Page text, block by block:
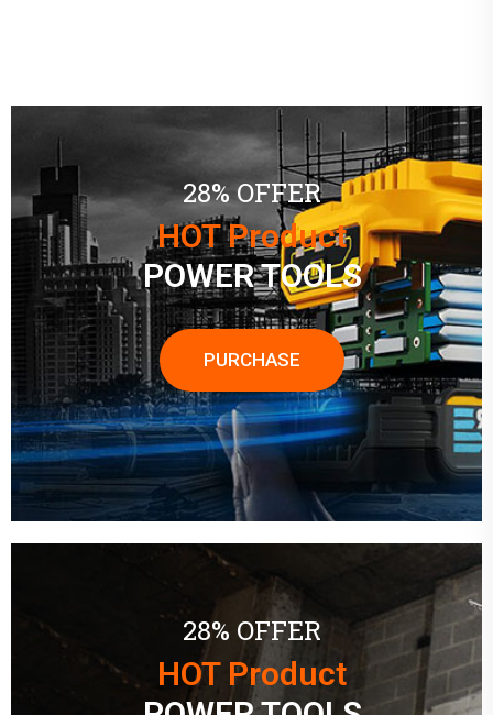
28% OFFER
HOT Product
POWER TOOLS
PURCHASE
28% OFFER
HOT Product